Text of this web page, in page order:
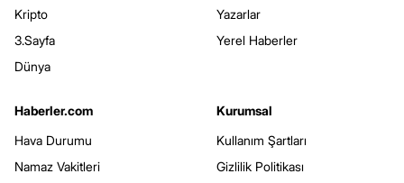
Kripto
3.Sayfa
Dünya
Yazarlar
Yerel Haberler
Haberler.com
Hava Durumu
Namaz Vakitleri
Kurumsal
Kullanım Şartları
Gizlilik Politikası